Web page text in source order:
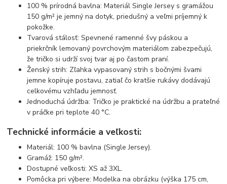
100 % prírodná bavlna: Materiál Single Jersey s gramážou
150 g/m² je jemný na dotyk, priedušný a veľmi príjemný k
pokožke.
Tvarová stálosť: Spevnené ramenné švy páskou a
priekrčník lemovaný povrchovým materiálom zabezpečujú,
že tričko si udrží svoj tvar aj po častom praní.
Ženský strih: Zľahka vypasovaný strih s bočnými švami
jemne kopíruje postavu, zatiaľ čo kratšie rukávy dodávajú
celkovému vzhľadu jemnosť.
Jednoduchá údržba: Tričko je praktické na údržbu a prateľné
v práčke pri teplote 40 °C.
Technické informácie a veľkosti:
Materiál: 100 % bavlna (Single Jersey).
Gramáž: 150 g/m².
Dostupné veľkosti: XS až 3XL.
Pomôcka pri výbere: Modelka na obrázku (výška 175 cm,